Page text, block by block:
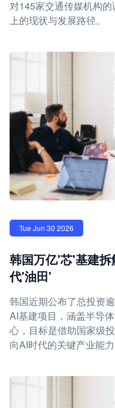
对145家交通传媒机构
上的现状与发展路径。
Tue Jun 30 2026
韩国万亿'芯'基建
代'油田'
韩国近期公布了总投资
AI基建项目，涵盖半导
心，目标是借助国家级
向AI时代的关键产业能力